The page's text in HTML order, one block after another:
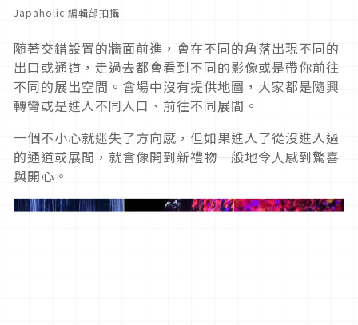
Japaholic 編輯部拍攝
随著交錯設置的牆面前進，會在不同的角落出現不同的
出口或通道，走過去都會看到不同的影像或是帶你前往
不同的展出空間。會場中沒有提供地圖，大家都是隨興
轉彎或是進入不同入口、前往不同展間。
一個不小心就迷失了方向感，但如果進入了從沒進入過
的通道或展間，就會像開到新禮物一般地令人感到驚喜
與開心。